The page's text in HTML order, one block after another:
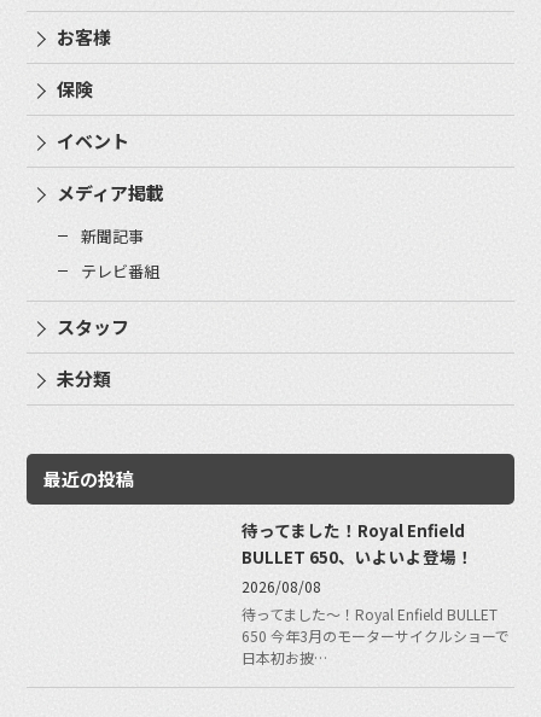
お客様
保険
イベント
メディア掲載
新聞記事
テレビ番組
スタッフ
未分類
最近の投稿
待ってました！Royal Enfield
BULLET 650、いよいよ登場！
2026/08/08
待ってました〜！Royal Enfield BULLET
650 今年3月のモーターサイクルショーで
日本初お披…